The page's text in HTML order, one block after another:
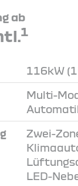
ab
1
116kW
Multi-
Zwei-
LED-